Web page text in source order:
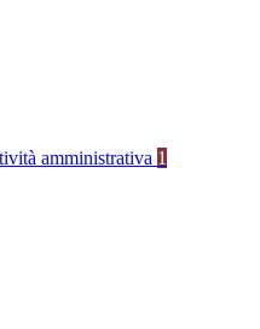
amministrativa 1